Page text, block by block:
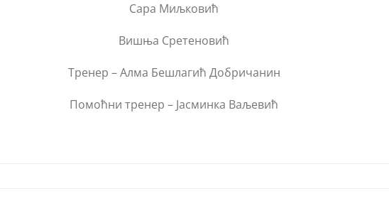
Сара Миљковић
Вишња Сретеновић
Тренер – Алма Бешлагић Добричанин
Помоћни тренер – Јасминка Ваљевић